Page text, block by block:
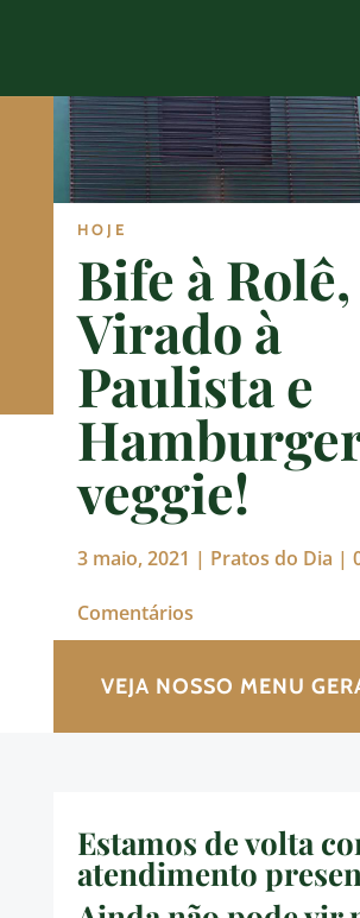
HOJE
Bife à Rolê,
Virado à
Paulista e
veggie!
3 maio, 2021 | Pratos do Dia |
Comentários
VEJA NOSSO MENU
Estamos de volta
atendimento